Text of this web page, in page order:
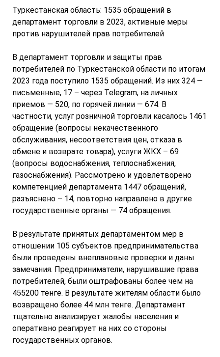
Туркестанская область: 1535 обращений в
департамент торговли в 2023, активные меры
против нарушителей прав потребителей
В департамент торговли и защиты прав
потребителей по Туркестанской области по итогам
2023 года поступило 1535 обращений. Из них 324 —
письменные, 17 – через Telegram, на личных
приемов — 520, по горячей линии — 674. В
частности, услуг розничной торговли касалось 1461
обращение (вопросы некачественного
обслуживания, несоответствия цен, отказа в
обмене и возврате товара), услуги ЖКХ – 69
(вопросы водоснабжения, теплоснабжения,
газоснабжения). Рассмотрено и удовлетворено
компетенцией департамента 1447 обращений,
разъяснено – 14, повторно направлено в другие
государственные органы — 74 обращения.
В результате принятых департаментом мер в
отношении 105 субъектов предпринимательства
были проведены внеплановые проверки и даны
замечания. Предприниматели, нарушившие права
потребителей, были оштрафованы более чем на
455200 тенге. В результате жителям области было
возвращено более 44 млн тенге. Департамент
тщательно анализирует жалобы населения и
оперативно реагирует на них со стороны
государственных органов.